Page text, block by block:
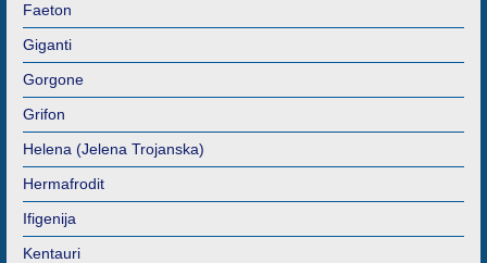
Faeton
Giganti
Gorgone
Grifon
Helena (Jelena Trojanska)
Hermafrodit
Ifigenija
Kentauri